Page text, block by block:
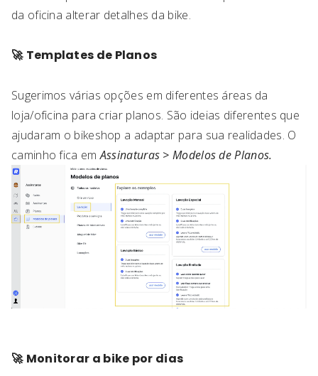
da oficina alterar detalhes da bike.
🚀 Templates de Planos
Sugerimos várias opções em diferentes áreas da
loja/oficina para criar planos. São ideias diferentes que
ajudaram o bikeshop a adaptar para sua realidades. O
caminho fica emAssinaturas > Modelos de Planos.
🚀 Monitorar a bike por dias